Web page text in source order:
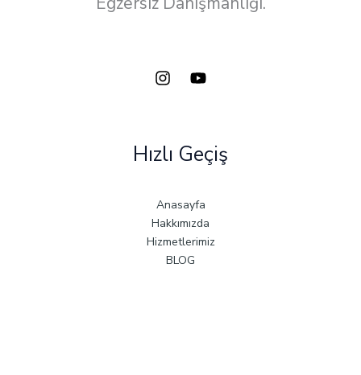
Hızlı Geçiş
Anasayfa
Hakkımızda
Hizmetlerimiz
BLOG